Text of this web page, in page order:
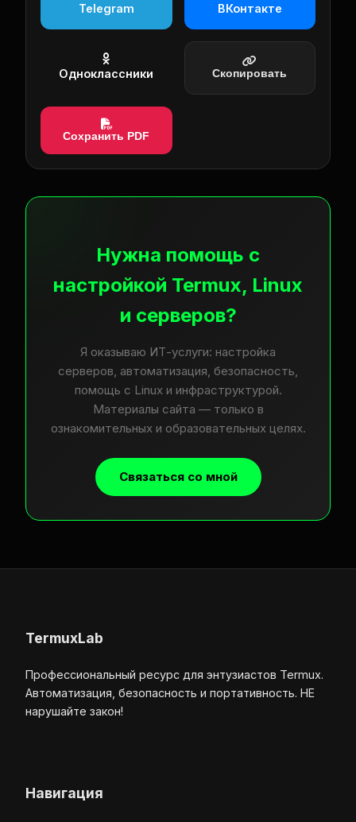
Telegram ВКонтакте
Одноклассники Скопировать
Сохранить PDF
Нужна помощь с
настройкой Termux, Linux
и серверов?
Я оказываю ИТ-услуги: настройка
серверов, автоматизация, безопасность,
помощь с Linux и инфраструктурой.
Материалы сайта — только в
ознакомительных и образовательных целях.
Связаться со мной
TermuxLab
Профессиональный ресурс для энтузиастов Termux.
Автоматизация, безопасность и портативность. НЕ
нарушайте закон!
Навигация